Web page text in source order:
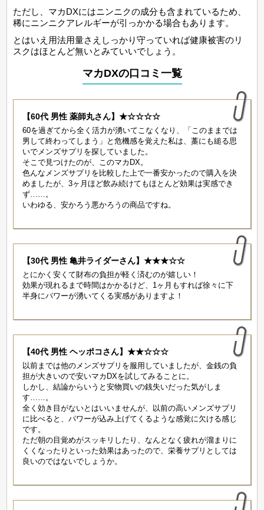
ただし、マカDXにはニンニクの成分も含まれているため、
稀にニンニクアレルギーが引っかかる場合もあります。
とはいえ用法用量さえしっかり守っていれば健康被害のリ
スクはほとんど無いとみていいでしょう。
マカDXの口コミ一覧
【60代 男性 薬師丸さん】★☆☆☆☆
60を過ぎてから全く活力が湧いてこなくなり、「このままでは
男して終わってしまう」と危機感を覚えた私は、藁にも縋る思
いでメンズサプリを探していました。
そこで見つけたのが、このマカDX。
色んなメンズサプリを比較した上で一番安かったので購入を決
めましたが、3ヶ月ほど飲み続けてもほとんど効果は実感でき
ず……。
いわゆる、安かろう悪かろうの商品ですね。
【30代 男性 亀井ライダーさん】★★★☆☆
とにかく安くて財布の負担が軽く済むのが嬉しい！
効果が現れるまで時間はかかるけど、1ヶ月もすれば徐々に下
半身にパワーが湧いてくる実感がありますよ！
【40代 男性 ヘッポコさん】★★☆☆☆
以前までは他のメンズサプリを服用していましたが、金銭の負
担が大きいので安いマカDXを試してみることに。
しかし、結論からいうと安物買いの銭失いだった気がしま
す……。
全く効き目がないとはいいませんが、以前の高いメンズサプリ
に比べると、パワーが込み上げてくるような感覚に欠ける感じ
です。
ただ朝の目覚めがスッキリしたり、なんとなく疲れが溜まりに
くくなったりといった効果はあったので、栄養サプリとしては
良いのではないでしょうか。